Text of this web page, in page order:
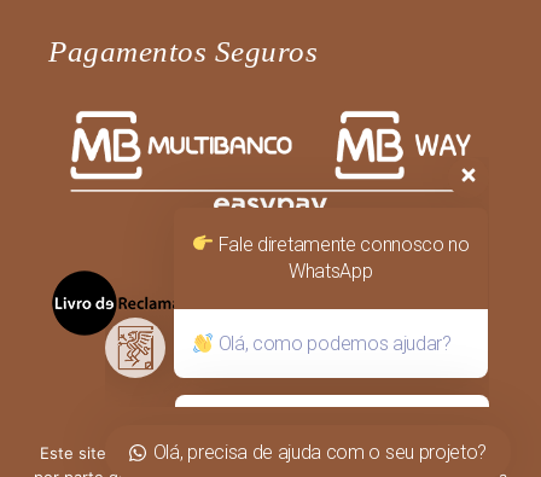
Pagamentos Seguros
Fale diretamente connosco no
Olá, precisa de ajuda com o seu projeto?
Este site utiliza cookies para permitir uma melhor experiência